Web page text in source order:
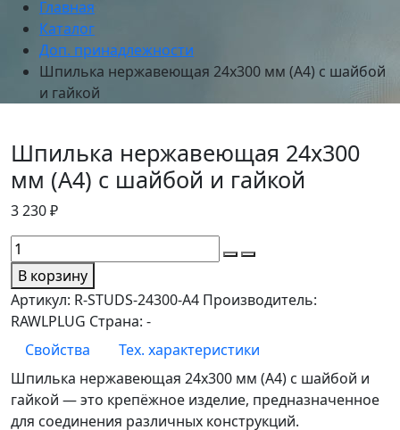
Главная
Каталог
Доп. принадлежности
Шпилька нержавеющая 24х300 мм (А4) с шайбой
и гайкой
Шпилька нержавеющая 24х300
мм (А4) с шайбой и гайкой
3 230 ₽
В корзину
Артикул: R-STUDS-24300-A4 Производитель:
RAWLPLUG Страна: -
Свойства
Тех. характеристики
Шпилька нержавеющая 24х300 мм (А4) с шайбой и
гайкой — это крепёжное изделие, предназначенное
для соединения различных конструкций.